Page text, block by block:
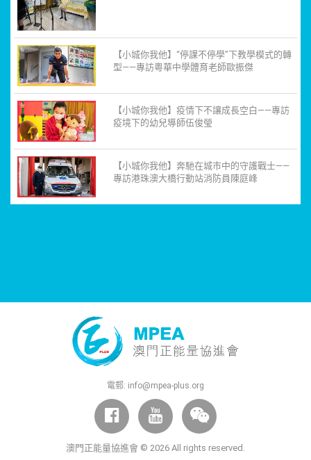
【小城你我他】“停課不停學”下教學模式的轉
型——專訪粵華中學體育老師歐振傑
【小城你我他】疫情下不讓成長空白——專訪
疫境下的幼兒導師伍俊瑩
【小城你我他】奔馳在城市中的守護戰士——
專訪港珠澳大橋行動站消防員陳庭峰
電郵: info@mpea-plus.org
澳門正能量協進會 © 2026 All rights reserved.